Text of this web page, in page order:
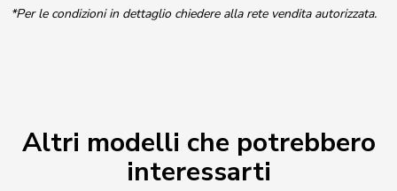
*Per le condizioni in dettaglio chiedere alla rete vendita autorizzata.
Altri modelli che potrebbero
interessarti